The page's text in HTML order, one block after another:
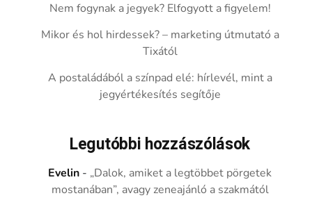
Nem fogynak a jegyek? Elfogyott a figyelem!
Mikor és hol hirdessek? – marketing útmutató a
Tixától
A postaládából a színpad elé: hírlevél, mint a
jegyértékesítés segítője
Legutóbbi hozzászólások
Evelin - „Dalok, amiket a legtöbbet pörgetek
mostanában”, avagy zeneajánló a szakmától